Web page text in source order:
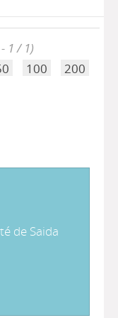
1 / 1)
100 200
de Saida